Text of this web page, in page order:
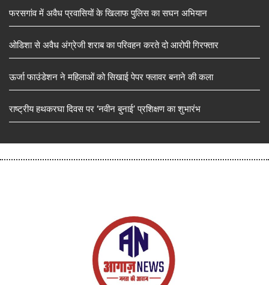
फरसगांव में अवैध प्रवासियों के खिलाफ पुलिस का सघन अभियान
ओडिशा से अवैध अंग्रेजी शराब का परिवहन करते दो आरोपी गिरफ्तार
ऊर्जा फाउंडेशन ने महिलाओं को सिखाई पेपर फ्लावर बनाने की कला
राष्ट्रीय हथकरघा दिवस पर ‘नवीन बुनाई’ प्रशिक्षण का शुभारंभ